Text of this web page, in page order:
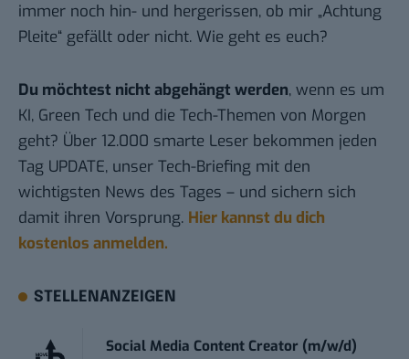
immer noch hin- und hergerissen, ob mir „Achtung
Pleite“ gefällt oder nicht. Wie geht es euch?
Du möchtest nicht abgehängt werden, wenn es um
KI, Green Tech und die Tech-Themen von Morgen
geht? Über 12.000 smarte Leser bekommen jeden
Tag UPDATE, unser Tech-Briefing mit den
wichtigsten News des Tages – und sichern sich
damit ihren Vorsprung. Hier kannst du dich
kostenlos anmelden.
STELLENANZEIGEN
Social Media Content Creator (m/w/d)